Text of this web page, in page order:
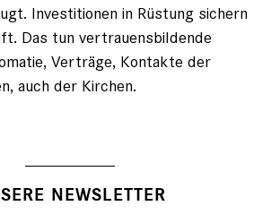
Investitionen in Rüstung sichern
Das tun vertrauensbildende
Verträge, Kontakte der
auch der Kirchen.
NEWSLETTER